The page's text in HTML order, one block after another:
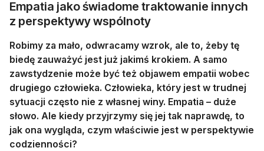
Empatia jako świadome traktowanie innych
z perspektywy wspólnoty
Robimy za mało, odwracamy wzrok, ale to, żeby tę
biedę zauważyć jest już jakimś krokiem. A samo
zawstydzenie może być też objawem empatii wobec
drugiego człowieka. Człowieka, który jest w trudnej
sytuacji często nie z własnej winy. Empatia – duże
słowo. Ale kiedy przyjrzymy się jej tak naprawdę, to
jak ona wygląda, czym właściwie jest w perspektywie
codzienności?